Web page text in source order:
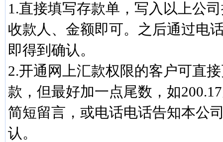
1.直接填写存款单，写入以上公
收款人、金额即可。之后通过电
即得到确认。
2.开通网上汇款权限的客户可直
款，但最好加一点尾数，如
简短留言，或电话电话告知本公
认。